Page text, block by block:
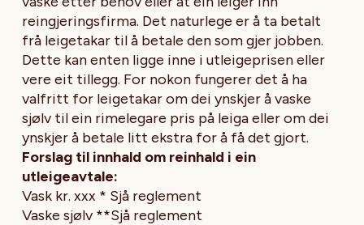
reingjeringsfirma. Det naturlege er å ta betalt
frå leigetakar til å betale den som gjer jobben.
Dette kan enten ligge inne i utleigeprisen eller
vere eit tillegg. For nokon fungerer det å ha
valfritt for leigetakar om dei ynskjer å vaske
sjølv til ein rimelegare pris på leiga eller om dei
ynskjer å betale litt ekstra for å få det gjort.
Forslag til innhald om reinhald i ein
utleigeavtale:
Vask kr. xxx * Sjå reglement
Vaske sjølv **Sjå reglement